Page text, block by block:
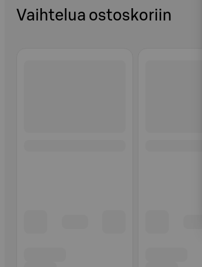
Vaihtelua ostoskoriin